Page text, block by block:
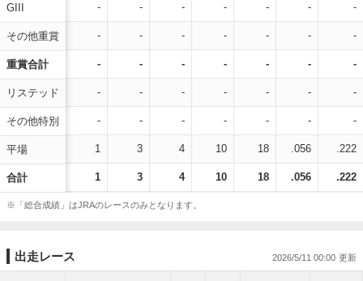
GIII
その他重賞
重賞合計
リステッド
その他特別
平場
合計
- - - - - - -
- - - - - - -
- - - - - - -
- - - - - - -
- - - - - - -
1 3 4 10 18 .056 .222
1 3 4 10 18 .056 .222
※「総合成績」はJRAのレースのみとなります。
出走レース 2026/5/11 00:00